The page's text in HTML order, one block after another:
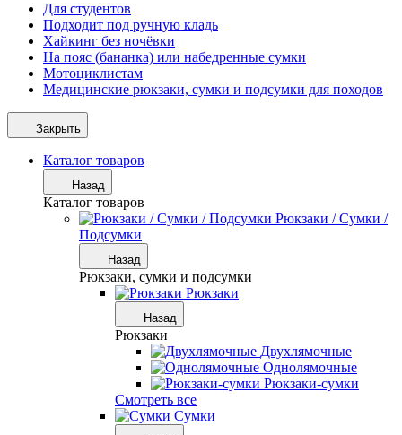
Для студентов
Подходит под ручную кладь
Хайкинг без ночёвки
На пояс (бананка) или набедренные сумки
Мотоциклистам
Медицинские рюкзаки, сумки и подсумки для походов
Закрыть
Каталог товаров
Назад
Каталог товаров
Рюкзаки / Сумки /
Подсумки
Назад
Рюкзаки, сумки и подсумки
Рюкзаки
Назад
Рюкзаки
Двухлямочные
Однолямочные
Рюкзаки-сумки
Смотреть все
Сумки